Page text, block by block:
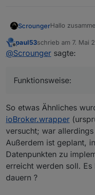
ScroungerHallo
ich möchte
aktuell arbeite
anlegen und
Euch eine
haben
Vorteil ist,
Objekte die
definert sind.
Hardware
(Alpha
einsetzen,
Hier mal ein
Struktur
Offline
paul53schrieb am 7. Mai
zuletzt editiert von
@Scrounger sagte:
Funktionsweise:
So etwas Ähnliches
ioBroker.wrapper
versucht; war
Außerdem ist geplant,
Datenpunkten zu
erreicht werden soll.
dauern ?